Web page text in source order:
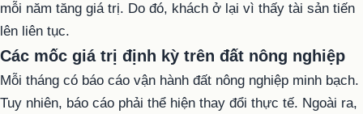
mỗi năm tăng giá trị. Do đó, khách ở lại vì thấy tài sản tiến
lên liên tục.
Các mốc giá trị định kỳ trên đất nông nghiệp
Mỗi tháng có báo cáo vận hành đất nông nghiệp minh bạch.
Tuy nhiên, báo cáo phải thể hiện thay đổi thực tế. Ngoài ra,